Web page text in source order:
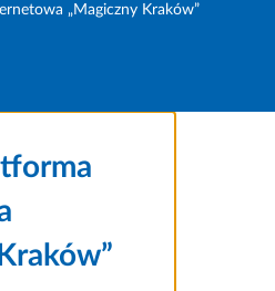
„Magiczny Kraków”